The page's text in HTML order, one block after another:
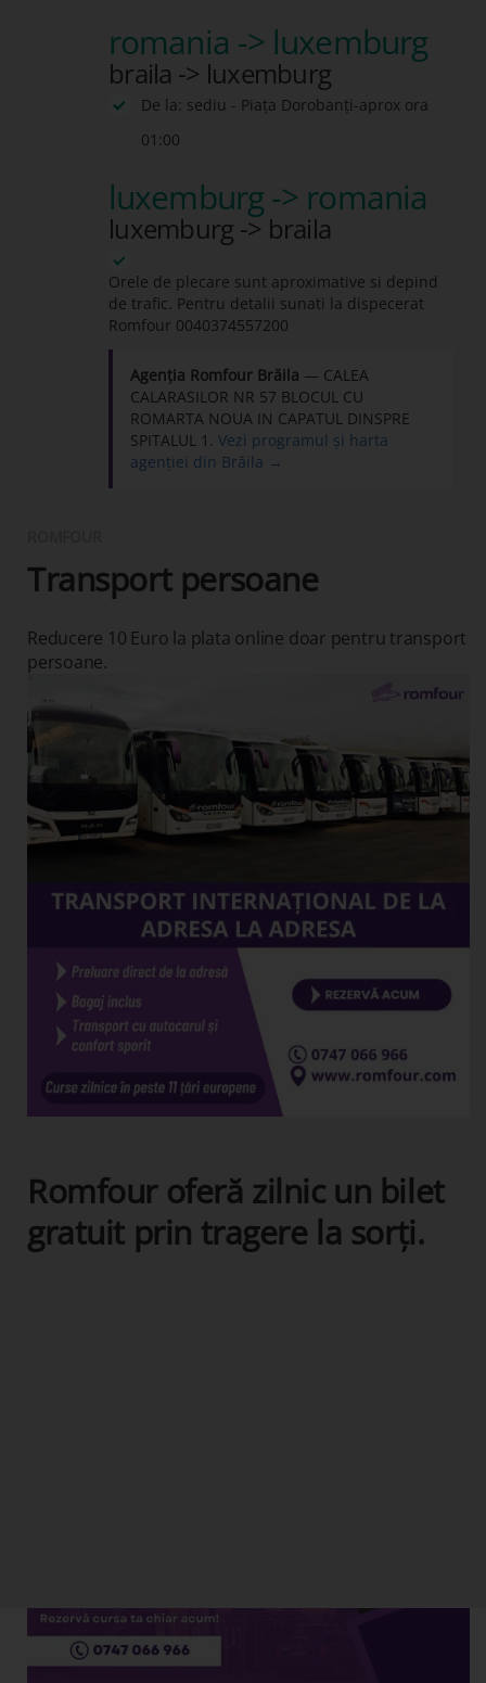
romania -> luxemburg
braila -> luxemburg
De la: sediu - Piața Dorobanți-aprox ora
01:00
luxemburg -> romania
luxemburg -> braila
Orele de plecare sunt aproximative si depind
de trafic. Pentru detalii sunati la dispecerat
Romfour 0040374557200
Agenția Romfour Brăila — CALEA
CALARASILOR NR 57 BLOCUL CU
ROMARTA NOUA IN CAPATUL DINSPRE
SPITALUL 1. Vezi programul și harta
agenției din Brăila →
Transport persoane
Reducere 10 Euro la plata online doar pentru transport
persoane.
Romfour oferă zilnic un bilet
gratuit prin tragere la sorți.